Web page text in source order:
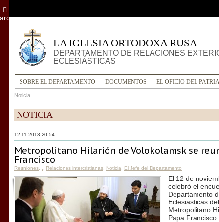
LA IGLESIA ORTODOXA RUSA
DEPARTAMENTO DE RELACIONES
ECLESIÁSTICAS
SOBRE EL DEPARTAMENTO DOCUMENTOS EL OFICIO DEL
Noticia
NOTICIA
12.11.2013 20:54
Metropolitano Hilarión de Volokolamsk se
Francisco
Reuniones Relaciones intercristianas Noticia El Jefe del Departamento
El 12 de
celebró el
Departamento
Eclesiásticas
Metropolitano
Papa Francisco.
archivo